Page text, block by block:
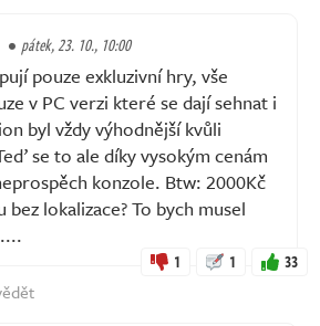
pátek, 23. 10., 10:00
pouze exkluzivní hry, vše
v PC verzi které se dají sehnat i
byl vždy výhodnější kvůli
se to ale díky vysokým cenám
konzole. Btw: 2000Kč
lokalizace? To bych musel
1 1 33